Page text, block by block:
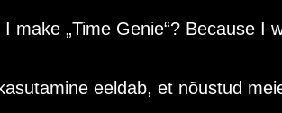
I make Time Genie ? Because I
eeldab, et nõustud